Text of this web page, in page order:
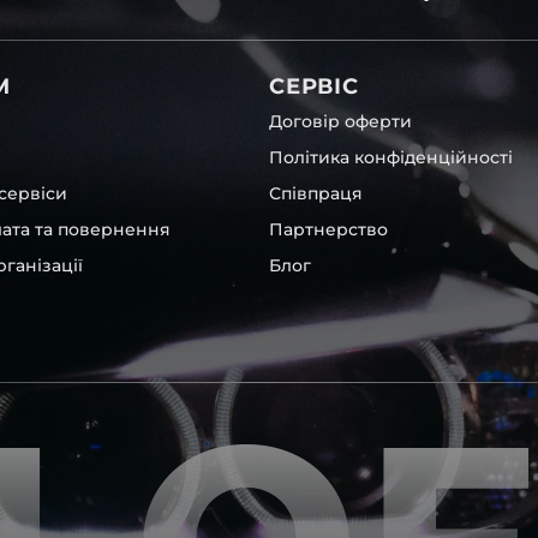
які будуть на 100 %
та унікальні.
офісі та оптовому
– на всіх
– для швидкої
будь-які
пару чи комплект.
перевіряють та
та повернення
СЕРВІС
Договір оферти
Політика конфіденційності
Співпраця
Партнерство
Блог